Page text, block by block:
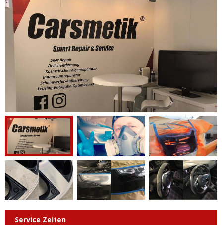
Service Zeiten